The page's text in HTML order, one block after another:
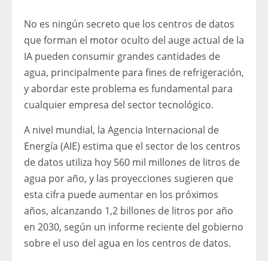
No es ningún secreto que los centros de datos
que forman el motor oculto del auge actual de la
IA pueden consumir grandes cantidades de
agua, principalmente para fines de refrigeración,
y abordar este problema es fundamental para
cualquier empresa del sector tecnológico.
A nivel mundial, la Agencia Internacional de
Energía (AIE) estima que el sector de los centros
de datos utiliza hoy 560 mil millones de litros de
agua por año, y las proyecciones sugieren que
esta cifra puede aumentar en los próximos
años, alcanzando 1,2 billones de litros por año
en 2030, según un informe reciente del gobierno
sobre el uso del agua en los centros de datos.